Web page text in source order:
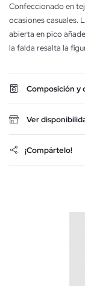
Confeccionado en
ocasiones casuales.
abierta en pico
la falda resalta la
Composición y
Ver
¡Compártelo!